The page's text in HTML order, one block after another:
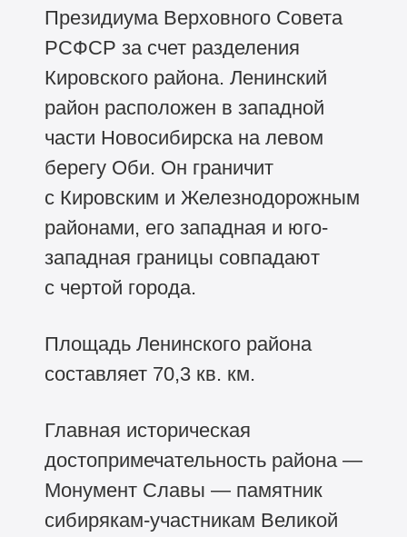
Президиума Верховного Совета
РСФСР за счет разделения
Кировского района. Ленинский
район расположен в западной
части Новосибирска на левом
берегу Оби. Он граничит
с Кировским и Железнодорожным
районами, его западная и юго-
западная границы совпадают
с чертой города.
Площадь Ленинского района
составляет 70,3 кв. км.
Главная историческая
достопримечательность района —
Монумент Славы — памятник
сибирякам-участникам Великой